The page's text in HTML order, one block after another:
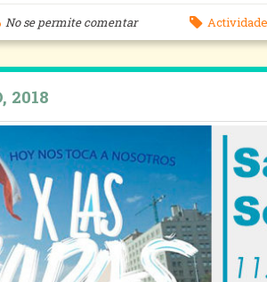
No se permite comentar
2018